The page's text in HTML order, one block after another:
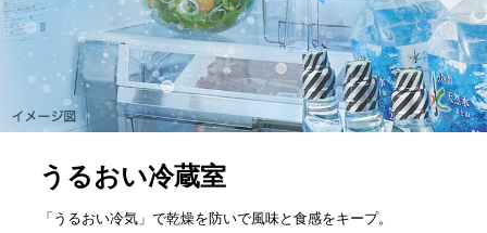
うるおい冷蔵室
「うるおい冷気」で乾燥を防いで風味と食感をキープ。